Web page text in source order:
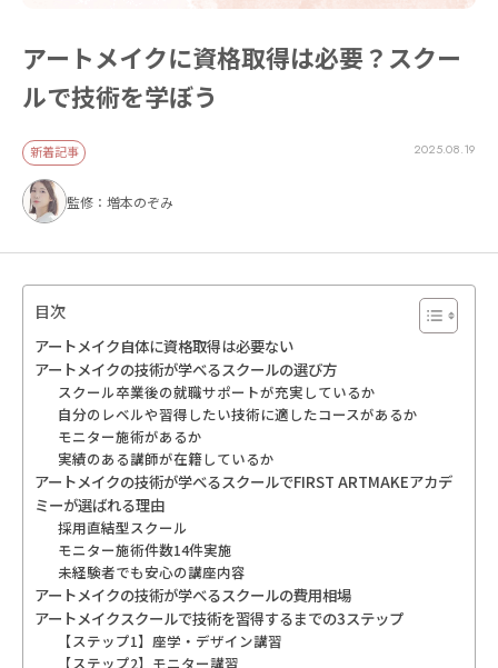
アートメイクに資格取得は必要？スクー
ルで技術を学ぼう
新着記事 2025.08.19
監修：増本のぞみ
目次
アートメイク自体に資格取得は必要ない
アートメイクの技術が学べるスクールの選び方
スクール卒業後の就職サポートが充実しているか
自分のレベルや習得したい技術に適したコースがあるか
モニター施術があるか
実績のある講師が在籍しているか
アートメイクの技術が学べるスクールでFIRST ARTMAKEアカデ
ミーが選ばれる理由
採用直結型スクール
モニター施術件数14件実施
未経験者でも安心の講座内容
アートメイクの技術が学べるスクールの費用相場
アートメイクスクールで技術を習得するまでの3ステップ
【ステップ1】座学・デザイン講習
【ステップ2】モニター講習